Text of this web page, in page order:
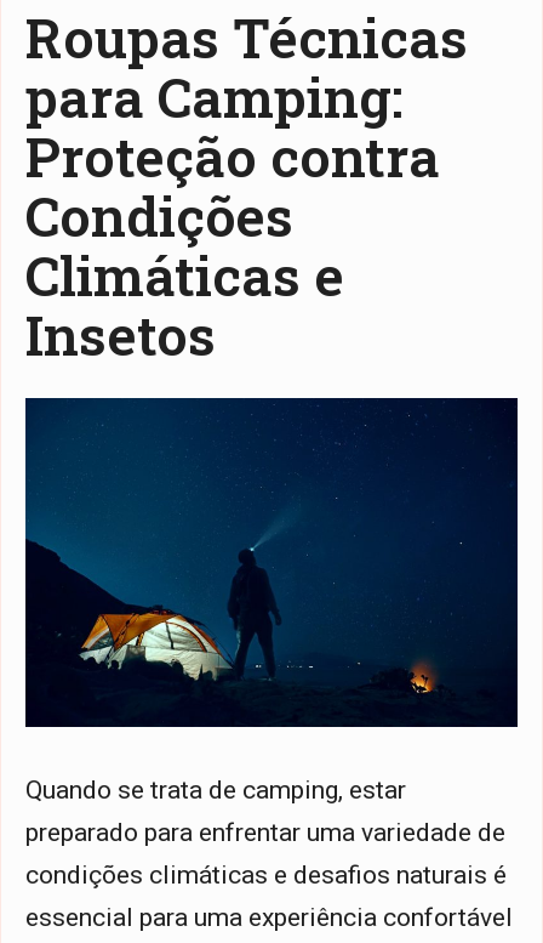
Roupas Técnicas
para Camping:
Proteção contra
Condições
Climáticas e
Insetos
Quando se trata de camping, estar
preparado para enfrentar uma variedade de
condições climáticas e desafios naturais é
essencial para uma experiência confortável